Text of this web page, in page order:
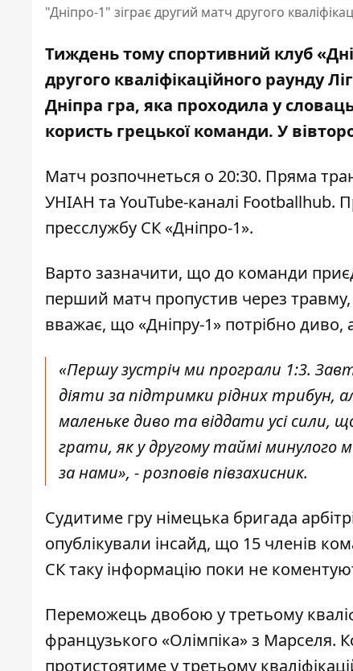
"Дніпро-1" зіграє другий матч другого
Тиждень тому спортивний клуб
другого кваліфікаційного раунду
Дніпра гра, яка проходила у
користь грецької команди. У
Матч розпочнеться о 20:30. Пряма
УНІАН та YouTube-каналі Footballhub.
пресслужбу СК «Дніпро-1».
Варто зазначити, що до команди
перший матч пропустив через
вважає, що «Дніпру-1» потрібно диво,
«Першу зустріч ми програли 1:3.
діяти за підтримки рідних трибун,
маленьке диво та віддати усі сили,
грати, як у другому таймі минулого
за нами», - розповів півзахисник.
Судитиме гру німецька бригада
опублікували інсайд, що 15 членів
СК таку інформацію поки не
Переможець двобою у третьому
французького «Олімпіка» з Марселя.
протистоятиме у третьому